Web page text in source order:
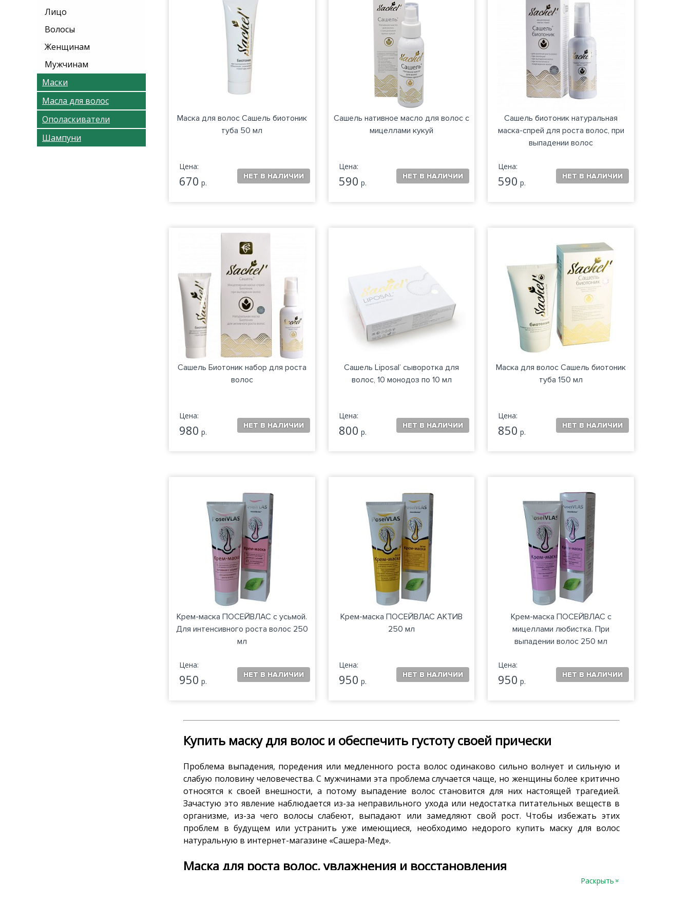
Лицо
Волосы
Женщинам
Мужчинам
Маски
Масла для волос
Ополаскиватели
Шампуни
Маска для волос Сашель биотоник
туба 50 мл
Цена:
670 р.
Сашель нативное масло для волос с
мицеллами кукуй
Цена:
590 р.
Сашель биотоник натуральная
маска-спрей для роста волос, при
выпадении волос
Цена:
590 р.
Сашель Биотоник набор для роста
волос
Цена:
980 р.
Сашель Liposal’ сыворотка для
волос, 10 монодоз по 10 мл
Цена:
800 р.
Маска для волос Сашель биотоник
туба 150 мл
Цена:
850 р.
Крем-маска ПОСЕЙВЛАС с усьмой.
Для интенсивного роста волос 250
мл
Цена:
950 р.
Крем-маска ПОСЕЙВЛАС АКТИВ
250 мл
Цена:
950 р.
Крем-маска ПОСЕЙВЛАС с
мицеллами любистка. При
выпадении волос 250 мл
Цена:
950 р.
Купить маску для волос и обеспечить густоту своей прически
Проблема выпадения, поредения или медленного роста волос одинаково сильно волнует и сильную и
слабую половину человечества. С мужчинами эта проблема случается чаще, но женщины более критично
относятся к своей внешности, а потому выпадение волос становится для них настоящей трагедией.
Зачастую это явление наблюдается из-за неправильного ухода или недостатка питательных веществ в
организме, из-за чего волосы слабеют, выпадают или замедляют свой рост. Чтобы избежать этих
проблем в будущем или устранить уже имеющиеся, необходимо недорого купить маску для волос
натуральную в интернет-магазине «Сашера-Мед».
Маска для роста волос, увлажнения и восстановления
Раскрыть»